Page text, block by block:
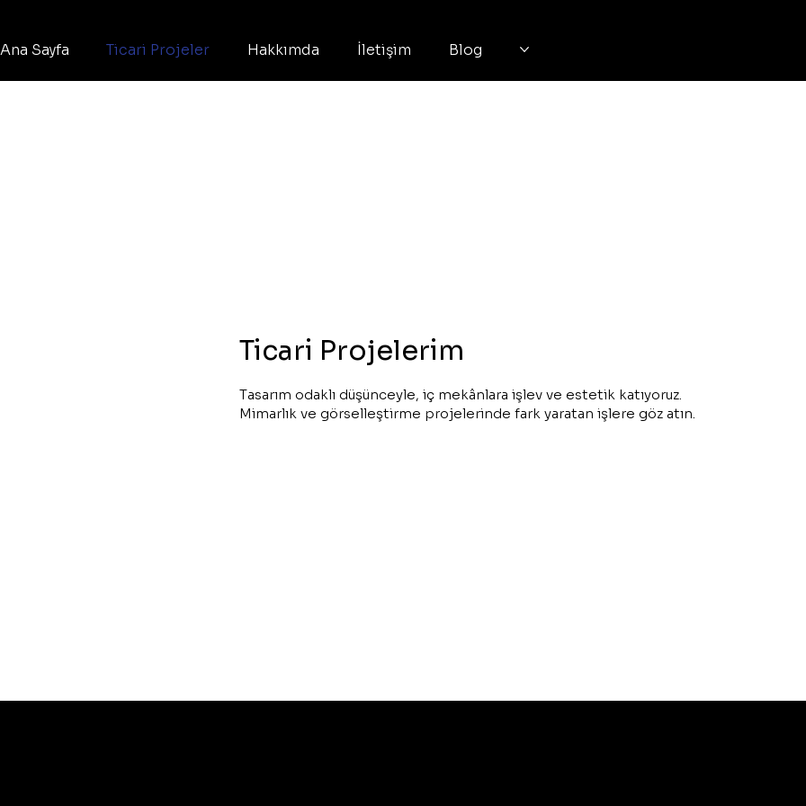
Ana Sayfa Ticari Projeler Hakkımda İletişim Blog
Ticari Projelerim
Tasarım odaklı düşünceyle, iç mekânlara işlev ve estetik katıyoruz.
Mimarlık ve görselleştirme projelerinde fark yaratan işlere göz atın.